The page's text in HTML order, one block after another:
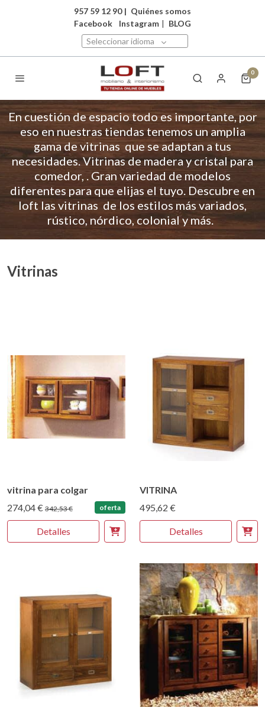
957 59 12 90 | Quiénes somos
Facebook
Instagram | BLOG
Seleccionar idioma
0
En cuestión de espacio todo es importante, por
eso en nuestras tiendas tenemos un amplia
gama de vitrinas que se adaptan a tus
necesidades. Vitrinas de madera y cristal para
comedor, . Gran variedad de modelos
diferentes para que elijas el tuyo. Descubre en
loft las vitrinas de los estilos más variados,
rústico, nórdico, colonial y más.
Vitrinas
vitrina para colgar
274,04 € 342,53 € oferta
Detalles
VITRINA
495,62 €
Detalles